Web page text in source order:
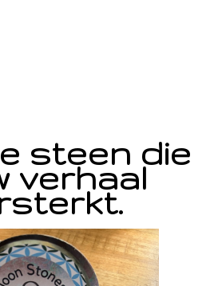
steen die
verhaal